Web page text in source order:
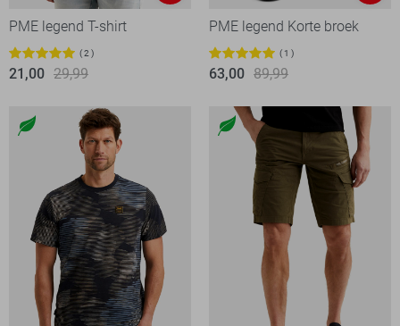
PME legend T-shirt
2
21,00 29,99
PME legend Korte broek
1
63,00 89,99